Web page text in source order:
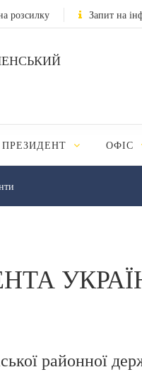
розсилку Запит на
ПРЕЗИДЕНТ ОФІС
районної